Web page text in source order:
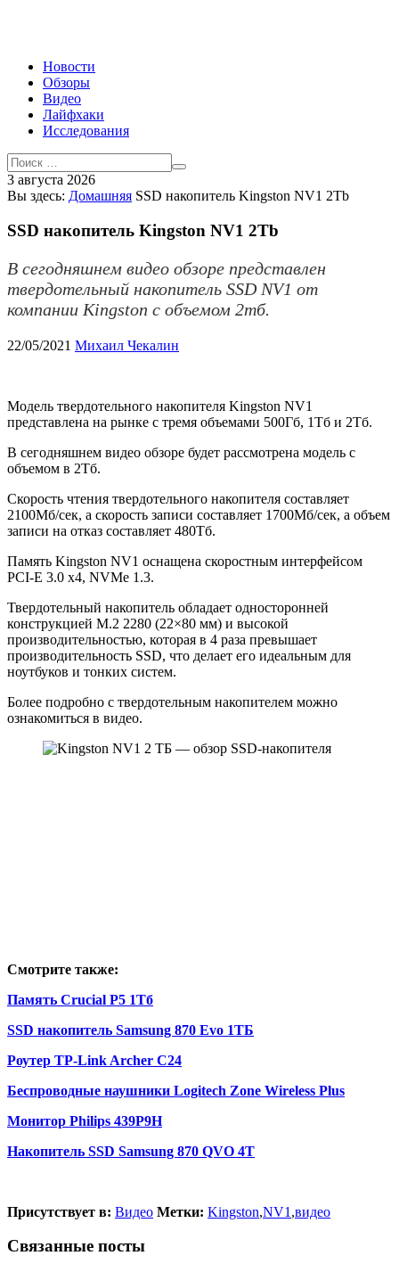
Новости
Обзоры
Видео
Лайфхаки
Исследования
3 августа 2026
Вы здесь: Домашняя SSD накопитель Kingston NV1 2Tb
SSD накопитель Kingston NV1 2Tb
В сегодняшнем видео обзоре представлен
твердотельный накопитель SSD NV1 от
компании Kingston с объемом 2тб.
22/05/2021 Михаил Чекалин
Модель твердотельного накопителя Kingston NV1
представлена на рынке с тремя объемами 500Гб, 1Тб и 2Тб.
В сегодняшнем видео обзоре будет рассмотрена модель с
объемом в 2Тб.
Скорость чтения твердотельного накопителя составляет
2100Мб/сек, а скорость записи составляет 1700Мб/сек, а объем
записи на отказ составляет 480Тб.
Память Kingston NV1 оснащена скоростным интерфейсом
PCI-E 3.0 x4, NVMe 1.3.
Твердотельный накопитель обладает односторонней
конструкцией M.2 2280 (22×80 мм) и высокой
производительностью, которая в 4 раза превышает
производительность SSD, что делает его идеальным для
ноутбуков и тонких систем.
Более подробно с твердотельным накопителем можно
ознакомиться в видео.
Смотрите также:
Память Crucial P5 1Тб
SSD накопитель Samsung 870 Evo 1ТБ
Роутер TP-Link Archer C24
Беспроводные наушники Logitech Zone Wireless Plus
Монитор Philips 439P9H
Накопитель SSD Samsung 870 QVO 4T
Присутствует в: Видео Метки: Kingston,NV1 ,видео
Связанные посты